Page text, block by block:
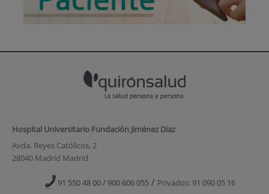
Hospital Universitario Fundación Jiménez Díaz
Avda. Reyes Católicos, 2
28040 Madrid Madrid
91 550 48 00 / 900 606 055 / Privados: 91 090 05 16